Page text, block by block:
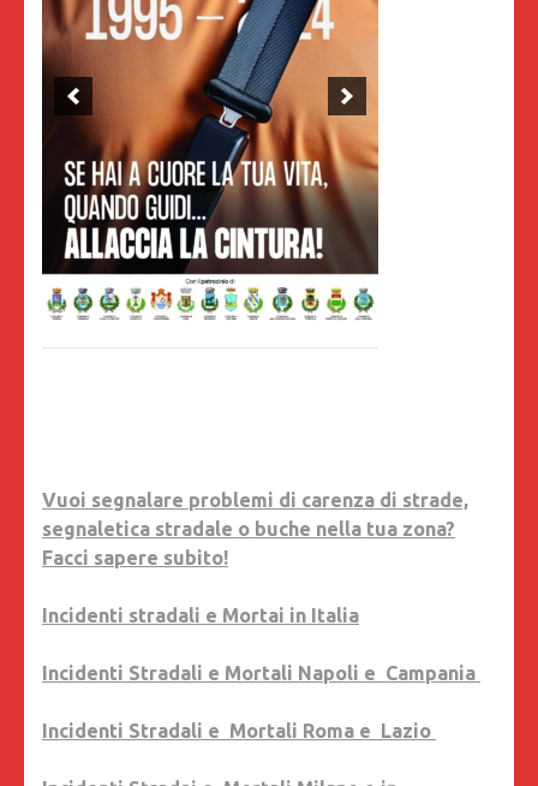
Vuoi segnalare problemi di carenza di strade,
segnaletica stradale o buche nella tua zona?
Facci sapere subito!
Incidenti stradali e Mortai in Italia
Incidenti Stradali e Mortali Napoli e Campania
Incidenti Stradali e Mortali Roma e Lazio